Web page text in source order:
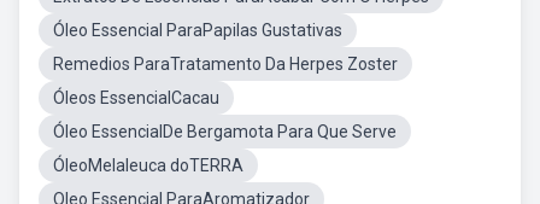
Óleo Essencial ParaPapilas Gustativas
Remedios ParaTratamento Da Herpes Zoster
Óleos EssencialCacau
Óleo EssencialDe Bergamota Para Que Serve
ÓleoMelaleuca doTERRA
Oleo Essencial ParaAromatizador